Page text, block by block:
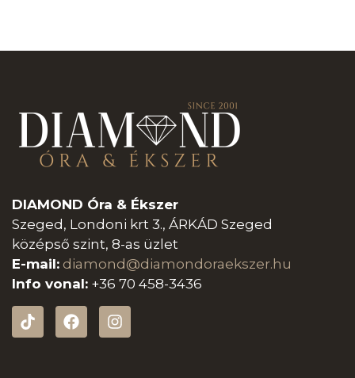
DIAMOND Óra & Ékszer
Szeged, Londoni krt 3., ÁRKÁD Szeged
középső szint, 8-as üzlet
E-mail: diamond@diamondoraekszer.hu
Info vonal: +36 70 458-3436